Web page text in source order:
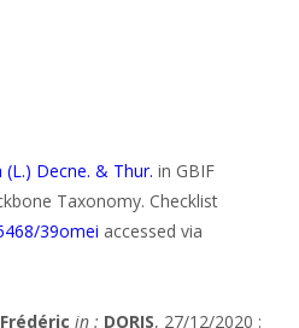
Decne. & Thur. in GBIF
Taxonomy. Checklist
39omei accessed via
Frédéric in : DORIS, 27/12/2020 :